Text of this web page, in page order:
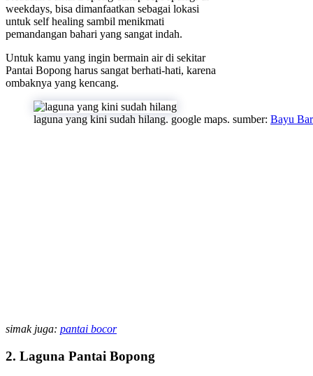
weekdays, bisa dimanfaatkan sebagai lokasi
untuk self healing sambil menikmati
pemandangan bahari yang sangat indah.
Untuk kamu yang ingin bermain air di sekitar
Pantai Bopong harus sangat berhati-hati, karena
ombaknya yang kencang.
laguna yang kini sudah hilang. google maps. sumber: Bayu
simak juga: pantai bocor
2. Laguna Pantai Bopong